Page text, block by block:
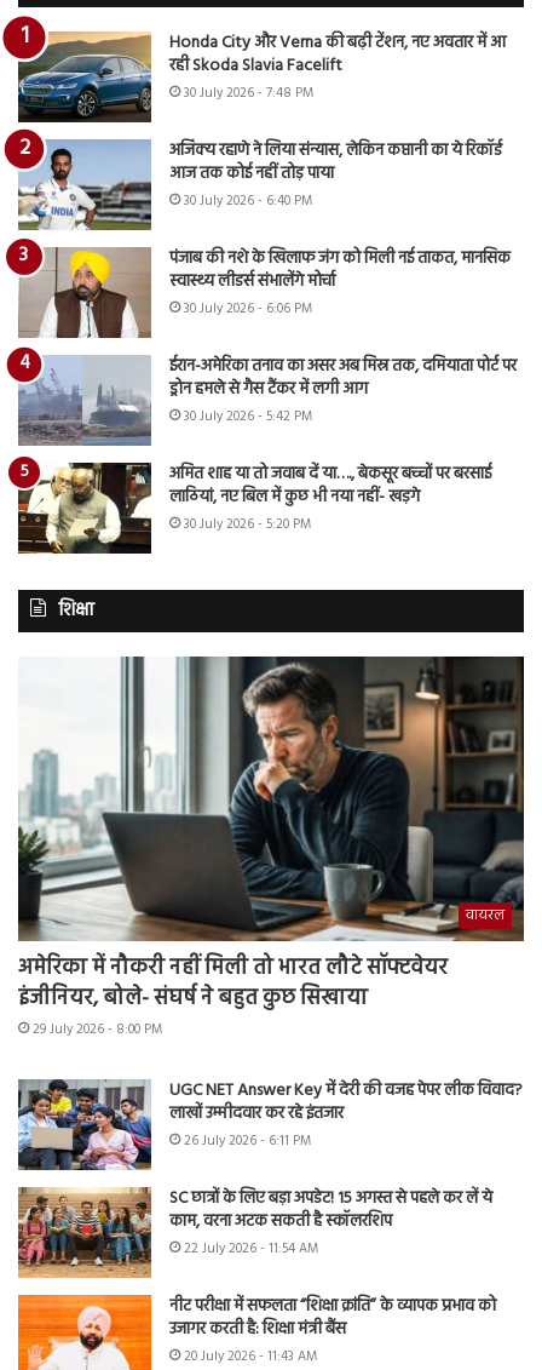
Honda City और Verna की बढ़ी टेंशन, नए अवतार में आ
रही Skoda Slavia Facelift
30 July 2026 - 7:48 PM
अजिंक्य रहाणे ने लिया संन्यास, लेकिन कप्तानी का ये रिकॉर्ड
आज तक कोई नहीं तोड़ पाया
30 July 2026 - 6:40 PM
पंजाब की नशे के खिलाफ जंग को मिली नई ताकत, मानसिक
स्वास्थ्य लीडर्स संभालेंगे मोर्चा
30 July 2026 - 6:06 PM
ईरान-अमेरिका तनाव का असर अब मिस्र तक, दमियाता पोर्ट पर
ड्रोन हमले से गैस टैंकर में लगी आग
30 July 2026 - 5:42 PM
अमित शाह या तो जवाब दें या…., बेकसूर बच्चों पर बरसाई
लाठियां, नए बिल में कुछ भी नया नहीं- खड़गे
30 July 2026 - 5:20 PM
शिक्षा
वायरल
अमेरिका में नौकरी नहीं मिली तो भारत लौटे सॉफ्टवेयर
इंजीनियर, बोले- संघर्ष ने बहुत कुछ सिखाया
29 July 2026 - 8:00 PM
UGC NET Answer Key में देरी की वजह पेपर लीक विवाद?
लाखों उम्मीदवार कर रहे इंतजार
26 July 2026 - 6:11 PM
SC छात्रों के लिए बड़ा अपडेट! 15 अगस्त से पहले कर लें ये
काम, वरना अटक सकती है स्कॉलरशिप
22 July 2026 - 11:54 AM
नीट परीक्षा में सफलता “शिक्षा क्रांति” के व्यापक प्रभाव को
उजागर करती है: शिक्षा मंत्री बैंस
20 July 2026 - 11:43 AM